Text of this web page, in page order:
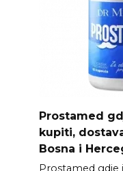
Prostamed
kupiti,
Bosna i
Prostamed gdje